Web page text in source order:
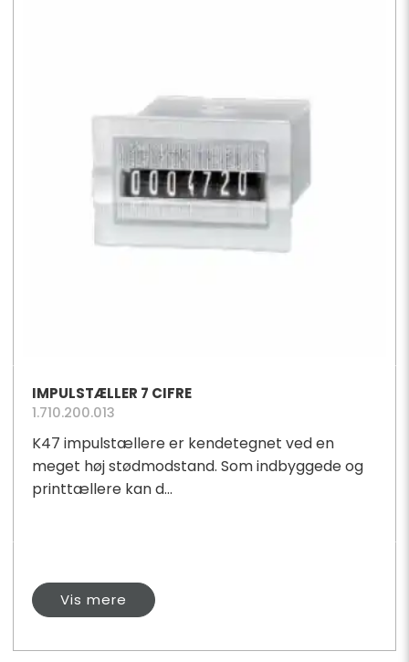
IMPULSTÆLLER 7 CIFRE
1.710.200.013
K47 impulstællere er kendetegnet ved en
meget høj stødmodstand. Som indbyggede og
printtællere kan d...
Vis mere